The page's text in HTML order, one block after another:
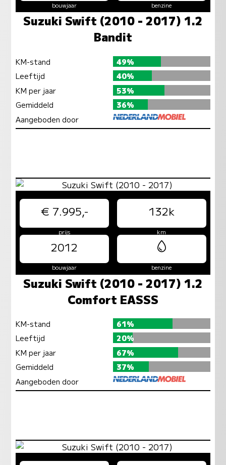
bouwjaar benzine
Suzuki Swift (2010 - 2017) 1.2
Bandit
KM-stand
49%
Leeftijd
40%
KM per jaar
53%
Gemiddeld
36%
Aangeboden door
€ 7.995,- 132k
prijs km
2012
bouwjaar benzine
Suzuki Swift (2010 - 2017) 1.2
Comfort EASSS
KM-stand
61%
Leeftijd
20%
KM per jaar
67%
Gemiddeld
37%
Aangeboden door